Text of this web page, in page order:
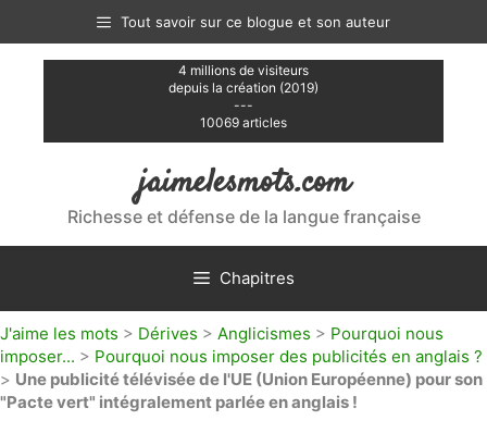
contenu
Tout savoir sur ce blogue et son auteur
4 millions de visiteurs
depuis la création (2019)
---
10069 articles
jaimelesmots.com
Richesse et défense de la langue française
Chapitres
J'aime les mots > Dérives > Anglicismes > Pourquoi nous
imposer... > Pourquoi nous imposer des publicités en anglais ?
> Une publicité télévisée de l'UE (Union Européenne) pour son
"Pacte vert" intégralement parlée en anglais !